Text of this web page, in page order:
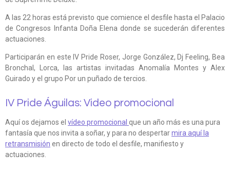
A las 22 horas está previsto que comience el desfile hasta el Palacio
de Congresos Infanta Doña Elena donde se sucederán diferentes
actuaciones.
Participarán en este IV Pride Roser, Jorge González, Dj Feeling, Bea
Bronchal, Lorca, las artistas invitadas Anomalía Montes y Alex
Guirado y el grupo Por un puñado de tercios.
IV Pride Águilas: Video promocional
Aquí os dejamos el vídeo promocional que un año más es una pura
fantasía que nos invita a soñar, y para no despertarmira aquí la
retransmisión en directo de todo el desfile, manifiesto y
actuaciones.